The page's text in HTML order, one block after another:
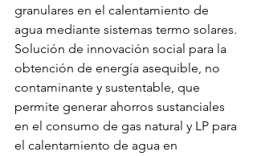
granulares en el calentamiento de
agua mediante sistemas termo solares.
Solución de innovación social para la
obtención de energía asequible, no
contaminante y sustentable, que
permite generar ahorros sustanciales
en el consumo de gas natural y LP para
el calentamiento de agua en